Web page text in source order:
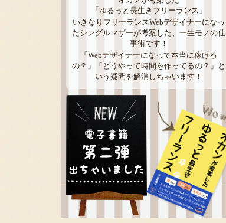
「ゆるっと長生きフリーランス」
いきなりフリーランスWebデザイナーになっ
たシングルマザーが考案した、一生モノの仕
事術です！
「Webデザイナーになって本当に稼げる
の？」「どうやって時間を作ってるの？」と
いう疑問を解消しちゃいます！